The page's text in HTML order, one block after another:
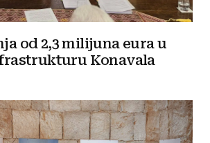
od 2,3 milijuna eura u
Konavala